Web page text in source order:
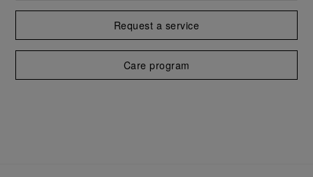
Request a service
Care program